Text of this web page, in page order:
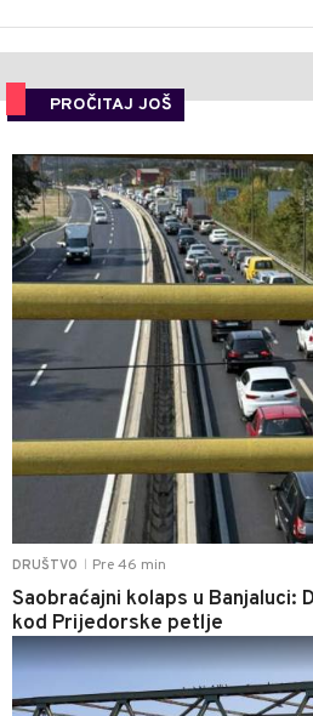
PROČITAJ JOŠ
DRUŠTVO Pre 46 min
Saobraćajni kolaps u Banjaluci:
kod Prijedorske petlje